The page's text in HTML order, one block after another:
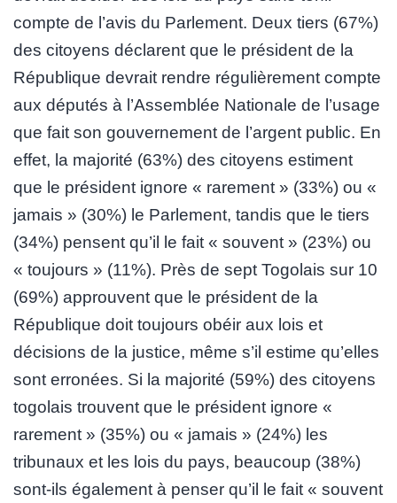
compte de l’avis du Parlement. Deux tiers (67%)
des citoyens déclarent que le président de la
République devrait rendre régulièrement compte
aux députés à l’Assemblée Nationale de l’usage
que fait son gouvernement de l’argent public. En
effet, la majorité (63%) des citoyens estiment
que le président ignore « rarement » (33%) ou «
jamais » (30%) le Parlement, tandis que le tiers
(34%) pensent qu’il le fait « souvent » (23%) ou
« toujours » (11%). Près de sept Togolais sur 10
(69%) approuvent que le président de la
République doit toujours obéir aux lois et
décisions de la justice, même s’il estime qu’elles
sont erronées. Si la majorité (59%) des citoyens
togolais trouvent que le président ignore «
rarement » (35%) ou « jamais » (24%) les
tribunaux et les lois du pays, beaucoup (38%)
sont-ils également à penser qu’il le fait « souvent